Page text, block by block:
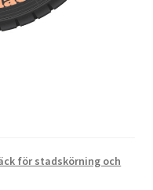
för stadskörning och